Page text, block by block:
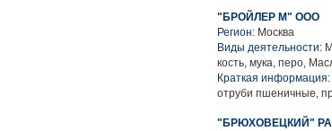
"БРОЙЛЕР М" ООО
Регион: Москва
Виды деятельности:
кость, мука, перо,
Краткая информация:
отруби пшеничные,
"БРЮХОВЕЦКИЙ"